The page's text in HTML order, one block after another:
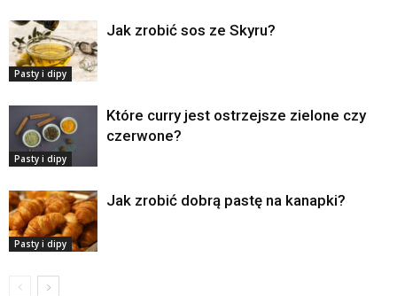
Pasty i dipy
Jak zrobić sos ze Skyru?
Pasty i dipy
Które curry jest ostrzejsze zielone czy
czerwone?
Pasty i dipy
Jak zrobić dobrą pastę na kanapki?